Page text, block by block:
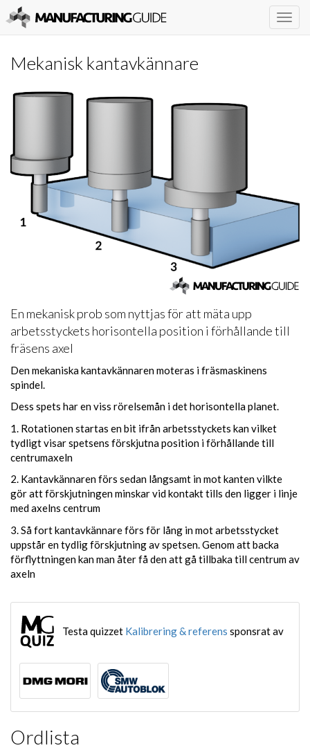
Mekanisk kantavkännare
En mekanisk prob som nyttjas för att mäta upp
arbetsstyckets horisontella position i förhållande till
fräsens axel
Den mekaniska kantavkännaren moteras i fräsmaskinens
spindel.
Dess spets har en viss rörelsemån i det horisontella planet.
1. Rotationen startas en bit ifrån arbetsstyckets kan vilket
tydligt visar spetsens förskjutna position i förhållande till
centrumaxeln
2. Kantavkännaren förs sedan långsamt in mot kanten vilkte
gör att förskjutningen minskar vid kontakt tills den ligger i linje
med axelns centrum
3. Så fort kantavkännare förs för lång in mot arbetsstycket
uppstår en tydlig förskjutning av spetsen. Genom att backa
förflyttningen kan man åter få den att gå tillbaka till centrum av
axeln
Testa quizzet Kalibrering & referens sponsrat av
Ordlista